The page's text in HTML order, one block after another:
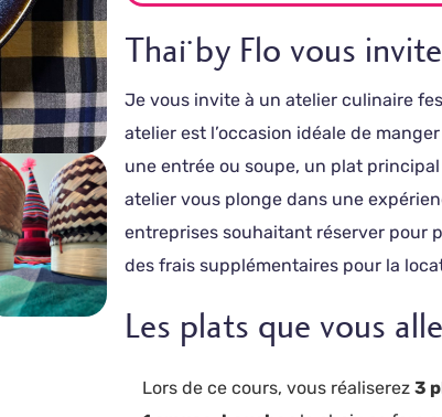
Thaï by Flo vous
Je vous invite à un atelier culinaire
atelier est l’occasion idéale de
une entrée ou soupe, un plat
atelier vous plonge dans une
entreprises souhaitant réserver pour
des frais supplémentaires pour la
Les plats que vous
Lors de ce cours, vous réaliserez3